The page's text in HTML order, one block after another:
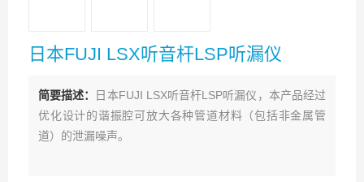
日本FUJI LSX听音杆LSP听漏仪
简要描述：
日本FUJI LSX听音杆LSP听漏仪，本产品经过
优化设计的谐振腔可放大各种管道材料（包括非金属管
道）的泄漏噪声。